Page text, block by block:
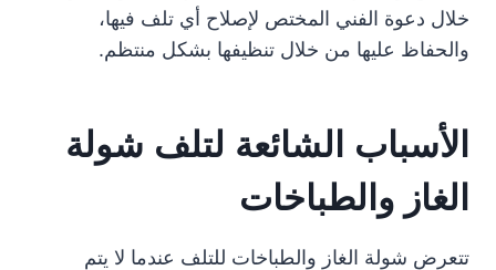
خلال دعوة الفني المختص لإصلاح أي تلف فيها،
والحفاظ عليها من خلال تنظيفها بشكل منتظم.
الأسباب الشائعة لتلف شولة
الغاز والطباخات
تتعرض شولة الغاز والطباخات للتلف عندما لا يتم